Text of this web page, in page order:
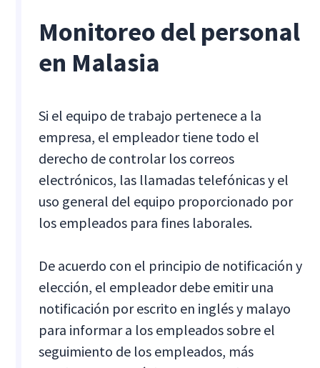
Monitoreo del personal
en Malasia
Si el equipo de trabajo pertenece a la
empresa, el empleador tiene todo el
derecho de controlar los correos
electrónicos, las llamadas telefónicas y el
uso general del equipo proporcionado por
los empleados para fines laborales.
De acuerdo con el principio de notificación y
elección, el empleador debe emitir una
notificación por escrito en inglés y malayo
para informar a los empleados sobre el
seguimiento de los empleados, más